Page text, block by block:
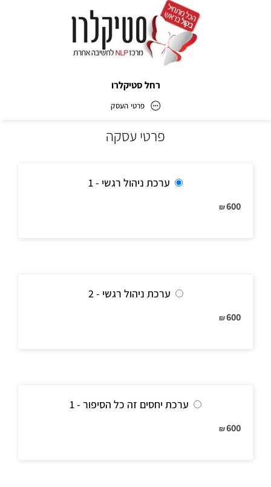
רחל סטיקלרו
פרטי העסק
פרטי עסקה
ערכת ניהול רגשי - 1
600
₪
ערכת ניהול רגשי - 2
600
₪
ערכת יחסים זה כל הסיפור - 1
600
₪